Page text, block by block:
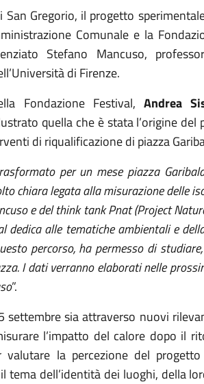
Gregorio, il progetto
Comunale e la
Stefano Mancuso,
di Firenze.
Fondazione Festival,Andrea
quella che è stata l’origine del
di riqualificazione di piazza
per un mese piazza
chiara legata alla misurazione delle
e del think tank Pnat (Project
dedica alle tematiche ambientali e
percorso, ha permesso di
I dati verranno elaborati nelle
”.
sia attraverso nuovi
l’impatto del calore dopo il
valutare la percezione del
tema dell’identità dei luoghi, della